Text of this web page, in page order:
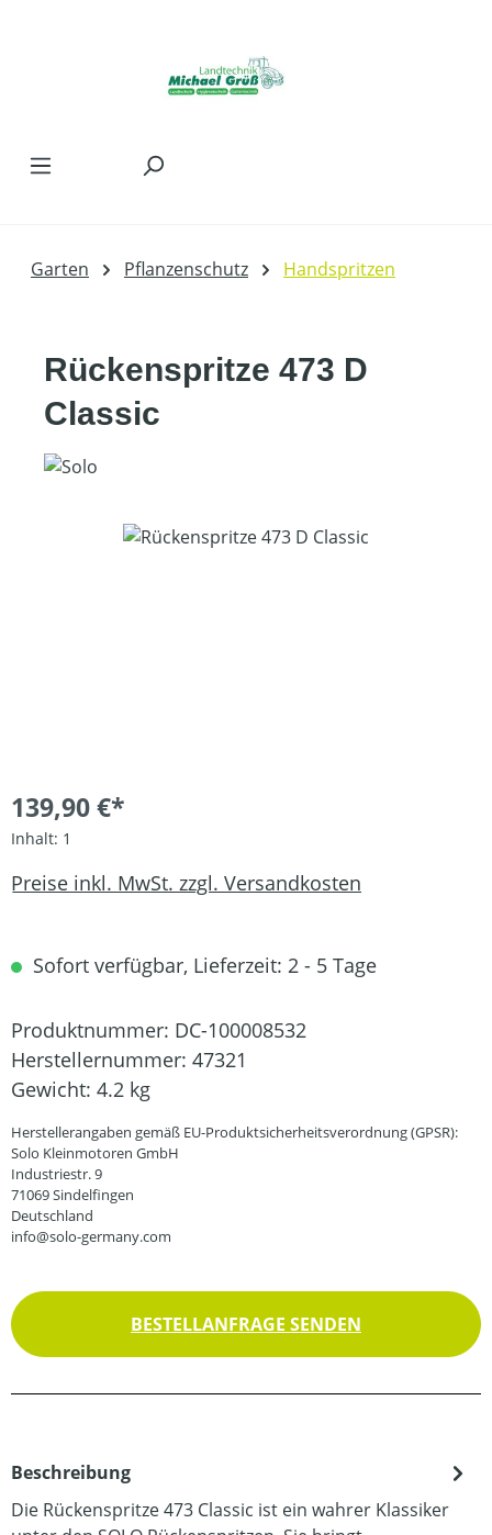
Garten Pflanzenschutz Handspritzen
Rückenspritze 473 D
Classic
Bildergalerie überspringen
139,90 €*
Inhalt: 1
Preise inkl. MwSt. zzgl. Versandkosten
Sofort verfügbar, Lieferzeit: 2 - 5 Tage
Produktnummer: DC-100008532
Herstellernummer: 47321
Gewicht: 4.2 kg
Herstellerangaben gemäß EU-Produktsicherheitsverordnung (GPSR):
Solo Kleinmotoren GmbH
Industriestr. 9
71069 Sindelfingen
Deutschland
info@solo-germany.com
BESTELLANFRAGE SENDEN
Beschreibung
Die Rückenspritze 473 Classic ist ein wahrer Klassiker